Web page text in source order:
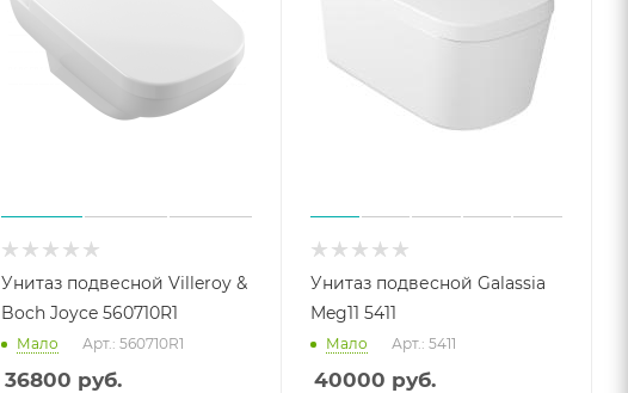
Унитаз подвесной Villeroy &
Boch Joyce 560710R1
Мало Арт.: 560710R1
36800 руб.
Унитаз подвесной Galassia
Meg11 5411
Мало Арт.: 5411
40000 руб.